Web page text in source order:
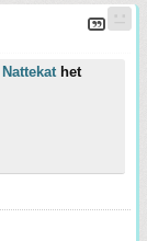
Nattekat het